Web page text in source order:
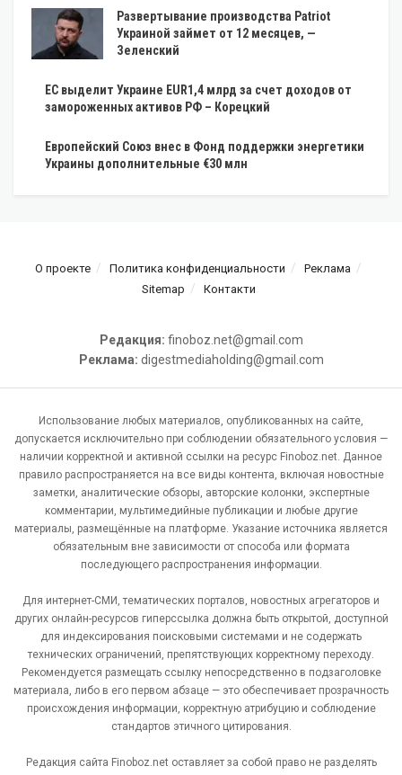
Развертывание производства Patriot
Украиной займет от 12 месяцев, —
Зеленский
ЕС выделит Украине EUR1,4 млрд за счет доходов от
замороженных активов РФ – Корецкий
Европейский Союз внес в Фонд поддержки энергетики
Украины дополнительные €30 млн
О проекте Политика конфиденциальности
Реклама
Sitemap
Контакти
Редакция: finoboz.net@gmail.com
Реклама: digestmediaholding@gmail.com
Использование любых материалов, опубликованных на сайте,
допускается исключительно при соблюдении обязательного условия —
наличии корректной и активной ссылки на ресурс Finoboz.net. Данное
правило распространяется на все виды контента, включая новостные
заметки, аналитические обзоры, авторские колонки, экспертные
комментарии, мультимедийные публикации и любые другие
материалы, размещённые на платформе. Указание источника является
обязательным вне зависимости от способа или формата
последующего распространения информации.
Для интернет-СМИ, тематических порталов, новостных агрегаторов и
других онлайн-ресурсов гиперссылка должна быть открытой, доступной
для индексирования поисковыми системами и не содержать
технических ограничений, препятствующих корректному переходу.
Рекомендуется размещать ссылку непосредственно в подзаголовке
материала, либо в его первом абзаце — это обеспечивает прозрачность
происхождения информации, корректную атрибуцию и соблюдение
стандартов этичного цитирования.
Редакция сайта Finoboz.net оставляет за собой право не разделять